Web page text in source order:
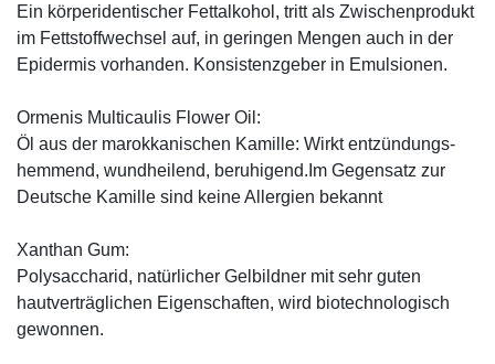
Ein körperidentischer Fettalkohol, tritt als Zwischenprodukt
im Fettstoffwechsel auf, in geringen Mengen auch in der
Epidermis vorhanden. Konsistenzgeber in Emulsionen.
Ormenis Multicaulis Flower Oil:
Öl aus der marokkanischen Kamille: Wirkt entzündungs-
hemmend, wundheilend, beruhigend.Im Gegensatz zur
Deutsche Kamille sind keine Allergien bekannt
Xanthan Gum:
Polysaccharid, natürlicher Gelbildner mit sehr guten
hautverträglichen Eigenschaften, wird biotechnologisch
gewonnen.